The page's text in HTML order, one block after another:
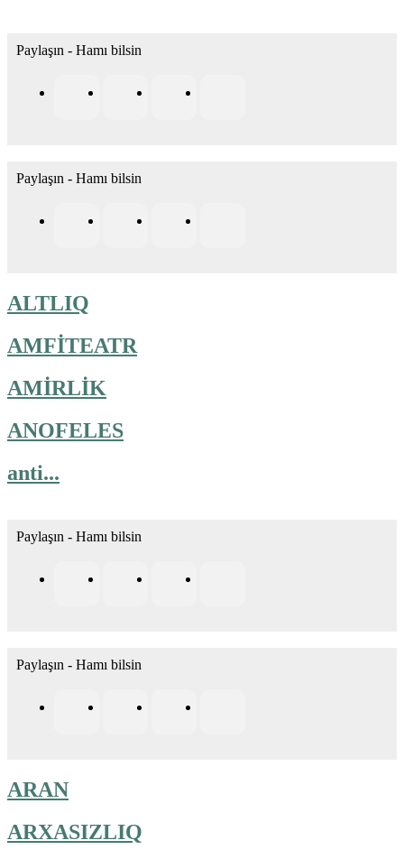
Paylaşın - Hamı bilsin
Paylaşın - Hamı bilsin
ALTLIQ
AMFİTEATR
AMİRLİK
ANOFELES
anti...
Paylaşın - Hamı bilsin
Paylaşın - Hamı bilsin
ARAN
ARXASIZLIQ